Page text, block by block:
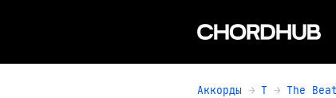
Аккорды T The